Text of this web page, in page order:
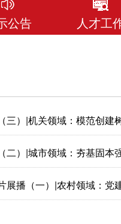
公告 人才工
）|机关领域：模范创建
）|城市领域：夯基固本
播（一）|农村领域：党